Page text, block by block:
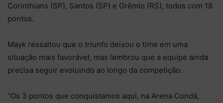
Corinthians (SP), Santos (SP) e Grêmio (RS), todos com 18
pontos.
Mayk ressaltou que o triunfo deixou o time em uma
situação mais favorável, mas lembrou que a equipe ainda
precisa seguir evoluindo ao longo da competição.
“Os 3 pontos que conquistamos aqui, na Arena Condá,